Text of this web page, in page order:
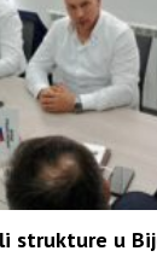
strukture u